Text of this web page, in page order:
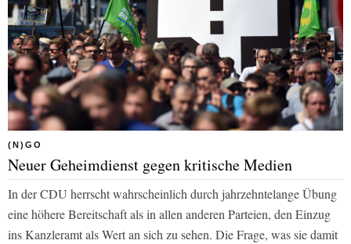
(N)GO
Neuer Geheimdienst gegen kritische Medien
In der CDU herrscht wahrscheinlich durch jahrzehntelange Übung
eine höhere Bereitschaft als in allen anderen Parteien, den Einzug
ins Kanzleramt als Wert an sich zu sehen. Die Frage, was sie damit